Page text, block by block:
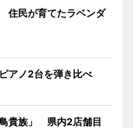
住民が育てたラベンダ
アノ2台を弾き比べ
貴族」 県内2店舗目